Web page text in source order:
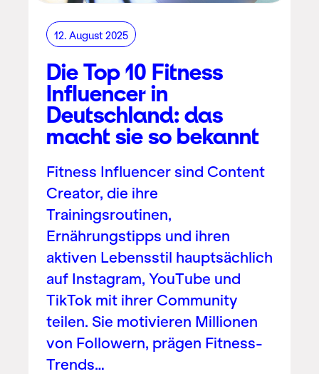
12. August 2025
Die Top 10 Fitness
Influencer in
Deutschland: das
macht sie so bekannt
Fitness Influencer sind Content
Creator, die ihre
Trainingsroutinen,
Ernährungstipps und ihren
aktiven Lebensstil hauptsächlich
auf Instagram, YouTube und
TikTok mit ihrer Community
teilen. Sie motivieren Millionen
von Followern, prägen Fitness-
Trends…